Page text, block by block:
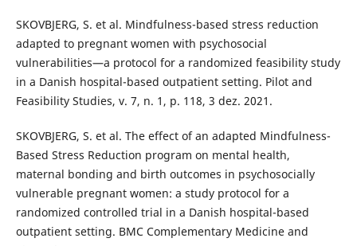
SKOVBJERG, S. et al. Mindfulness-based stress reduction
adapted to pregnant women with psychosocial
vulnerabilities—a protocol for a randomized feasibility study
in a Danish hospital-based outpatient setting. Pilot and
Feasibility Studies, v. 7, n. 1, p. 118, 3 dez. 2021.
SKOVBJERG, S. et al. The effect of an adapted Mindfulness-
Based Stress Reduction program on mental health,
maternal bonding and birth outcomes in psychosocially
vulnerable pregnant women: a study protocol for a
randomized controlled trial in a Danish hospital-based
outpatient setting. BMC Complementary Medicine and